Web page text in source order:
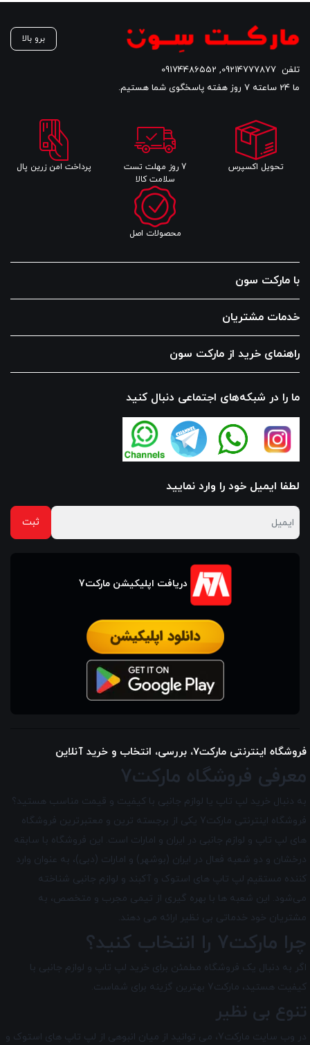
77,290,000 تومان
690,000 تومان
برو بالا
تلفن 09214777877
,
09174486552
ما 24 ساعته 7 روز هفته پاسخگوی شما هستیم.
تحویل اکسپرس
7 روز مهلت تست
سلامت کالا
پرداخت امن زرین پال
محصولات اصل
با مارکت سون
خدمات مشتریان
راهنمای خرید از مارکت سون
ما را در شبکه‌های اجتماعی دنبال کنید
لطفا ایمیل خود را وارد نمایید
دریافت اپلیکیشن مارکت7
فروشگاه اینترنتی مارکت7، بررسی، انتخاب و خرید آنلاین
معرفی فروشگاه مارکت7
به دنبال خرید لپ تاپ یا لوازم جانبی با کیفیت و قیمت مناسب هستید؟
فروشگاه اینترنتی مارکت7 یکی از برجسته ترین و معتبرترین فروشگاه
های لپ تاپ و لوازم جانبی در ایران و امارات است. این فروشگاه با سابقه
درخشان و دو شعبه فعال در ایران (بوشهر) و امارات (دبی)، به عنوان وارد
کننده مستقیم لپ تاپ های استوک و آکبند و لوازم جانبی شناخته
می‌شود. این شعبه ها با بهره گیری از تیمی مجرب و متخصص، به
مشتریان خود خدماتی بی نظیر ارائه می دهند.
چرا مارکت7 را انتخاب کنید؟
اگر به دنبال یک فروشگاه مطمئن برای خرید لپ تاپ و لوازم جانبی با
کیفیت هستید، مارکت7 بهترین گزینه برای شماست.
تنوع بی نظیر
در وب سایت مارکت7، می توانید از میان انبوهی از لپ تاپ های استوک و